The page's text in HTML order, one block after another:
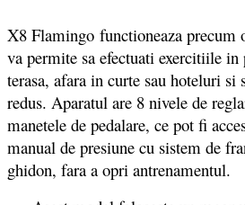
X8 Flamingo functioneaza precum
va permite sa efectuati exercitiile
terasa, afara in curte sau hoteluri si
redus. Aparatul are 8 nivele de
manetele de pedalare, ce pot fi
manual de presiune cu sistem de
ghidon, fara a opri antrenamentul.